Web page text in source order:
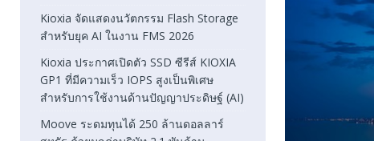
Kioxia จัดแสดงนวัตกรรม Flash Storage
สำหรับยุค AI ในงาน FMS 2026
Kioxia ประกาศเปิดตัว SSD ซีรีส์ KIOXIA
GP1 ที่มีความเร็ว IOPS สูงเป็นพิเศษ
สำหรับการใช้งานด้านปัญญาประดิษฐ์ (AI)
Moove ระดมทุนได้ 250 ล้านดอลลาร์